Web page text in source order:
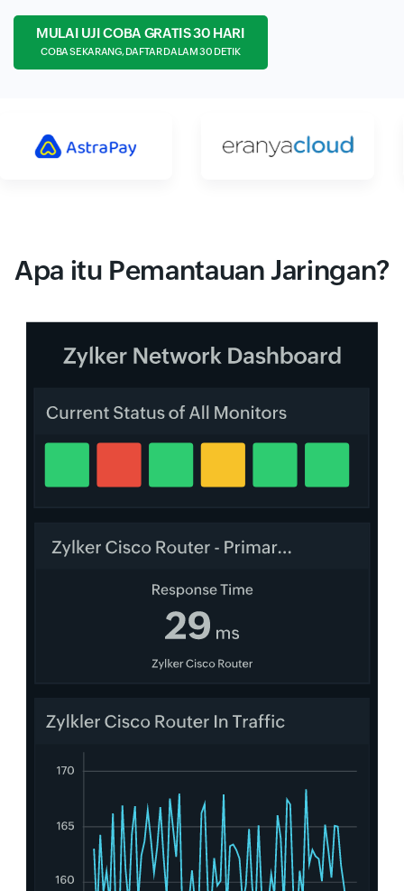
MULAI UJI COBA GRATIS 30 HARI
COBA SEKARANG, DAFTAR DALAM 30 DETIK
Apa itu Pemantauan Jaringan?